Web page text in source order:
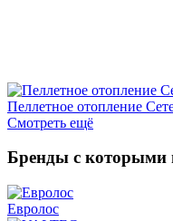
Пеллетное отопление
Смотреть ещё
Бренды с которыми
Евролос